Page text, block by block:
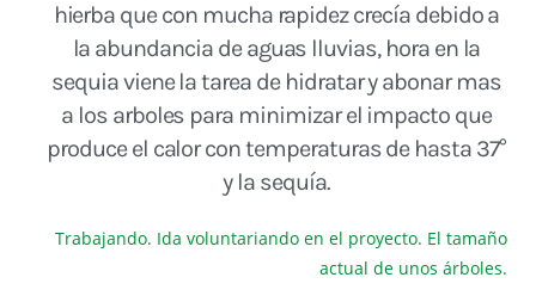
hierba que con mucha rapidez crecía debido a
la abundancia de aguas lluvias, hora en la
sequia viene la tarea de hidratar y abonar mas
a los arboles para minimizar el impacto que
produce el calor con temperaturas de hasta 37°
y la sequía.
Trabajando. Ida voluntariando en el proyecto. El tamaño
actual de unos árboles.